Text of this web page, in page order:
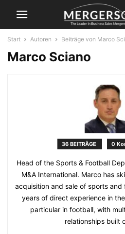
Start Autoren Beiträge von Marco
Marco Sciano
36 BEITRÄGE 0
Head of the Sports & Football
M&A International. Marco has
acquisition and sale of sports
years of direct experience in
particular in football, with
relationships built